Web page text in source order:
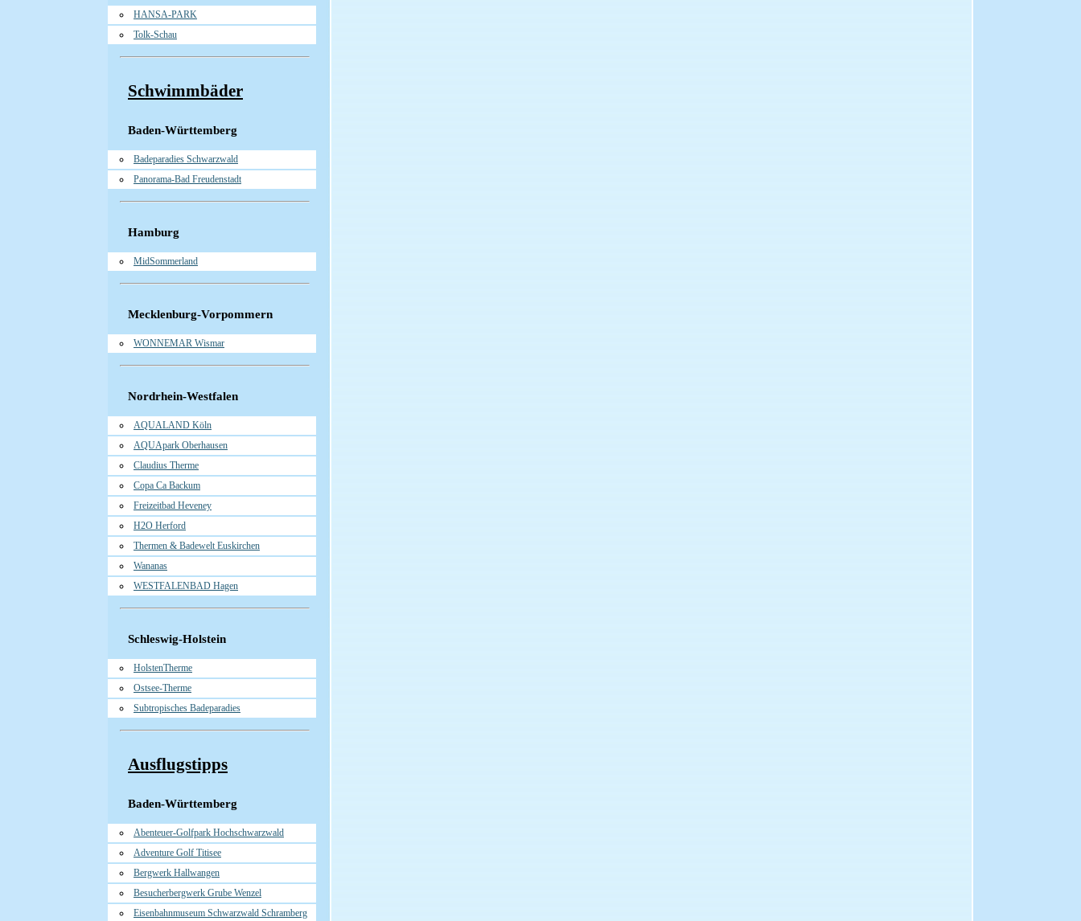
HANSA-PARK
Tolk-Schau
Schwimmbäder
Baden-Württemberg
Badeparadies Schwarzwald
Panorama-Bad Freudenstadt
Hamburg
MidSommerland
Mecklenburg-Vorpommern
WONNEMAR Wismar
Nordrhein-Westfalen
AQUALAND Köln
AQUApark Oberhausen
Claudius Therme
Copa Ca Backum
Freizeitbad Heveney
H2O Herford
Thermen & Badewelt Euskirchen
Wananas
WESTFALENBAD Hagen
Schleswig-Holstein
HolstenTherme
Ostsee-Therme
Subtropisches Badeparadies
Ausflugstipps
Baden-Württemberg
Abenteuer-Golfpark Hochschwarzwald
Adventure Golf Titisee
Bergwerk Hallwangen
Besucherbergwerk Grube Wenzel
Eisenbahnmuseum Schwarzwald Schramberg